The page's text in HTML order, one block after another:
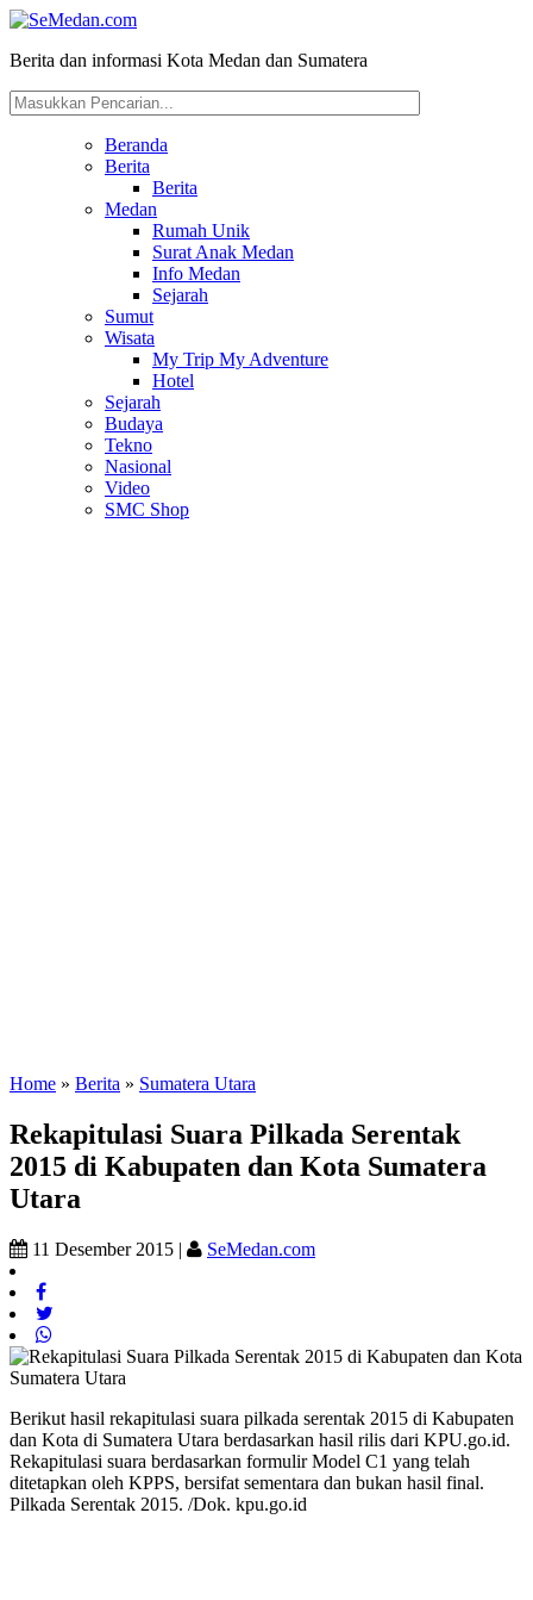
Berita dan informasi Kota Medan dan Sumatera
Beranda
Berita
Berita
Medan
Rumah Unik
Surat Anak Medan
Info Medan
Sejarah
Sumut
Wisata
My Trip My Adventure
Hotel
Sejarah
Budaya
Tekno
Nasional
Video
SMC Shop
Home » Berita » Sumatera Utara
Rekapitulasi Suara Pilkada Serentak
2015 di Kabupaten dan Kota Sumatera
Utara
11 Desember 2015 | SeMedan.com
Berikut hasil rekapitulasi suara pilkada serentak 2015 di Kabupaten
dan Kota di Sumatera Utara berdasarkan hasil rilis dari KPU.go.id.
Rekapitulasi suara berdasarkan formulir Model C1 yang telah
ditetapkan oleh KPPS, bersifat sementara dan bukan hasil final.
Pilkada Serentak 2015. /Dok. kpu.go.id